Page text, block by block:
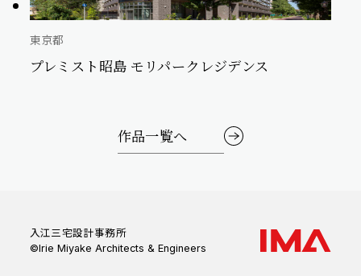
東京都
プレミスト昭島 モリパークレジデンス
作品一覧へ
入江三宅設計事務所
©Irie Miyake Architects & Engineers